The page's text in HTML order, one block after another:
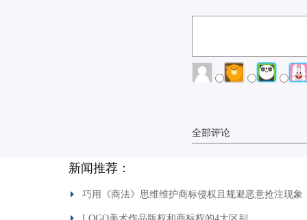
全部评论
新闻推荐：
巧用《商法》思维维护商标侵权且规避恶意抢注现象